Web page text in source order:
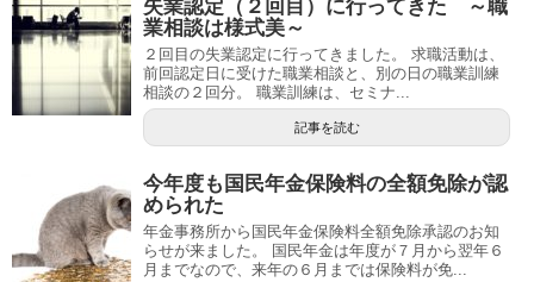
失業認定（２回目）に行ってきた ～職
業相談は様式美～
２回目の失業認定に行ってきました。 求職活動は、
前回認定日に受けた職業相談と、別の日の職業訓練
相談の２回分。 職業訓練は、セミナ...
記事を読む
今年度も国民年金保険料の全額免除が認
められた
年金事務所から国民年金保険料全額免除承認のお知
らせが来ました。 国民年金は年度が７月から翌年６
月までなので、来年の６月までは保険料が免...